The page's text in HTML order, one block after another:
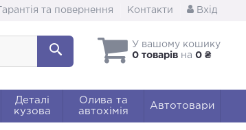
Гарантія та повернення Контакти Вхід
У вашому кошику
0 товарів на 0 ₴
Деталі
кузова
Олива та
автохімія
Автотовари